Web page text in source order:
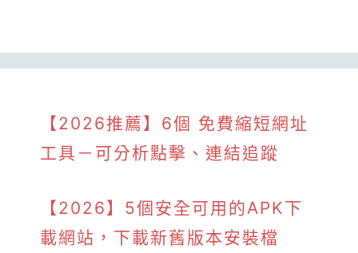
【2026推薦】6個 免費縮短網址
工具－可分析點擊、連結追蹤
【2026】5個安全可用的APK下
載網站，下載新舊版本安裝檔